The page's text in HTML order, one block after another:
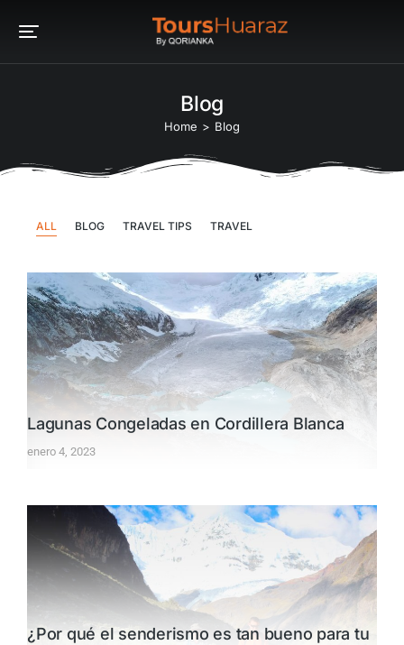
Blog
Home Blog
ALL BLOG TRAVEL TIPS TRAVEL
Lagunas Congeladas en Cordillera Blanca
enero 4, 2023
¿Por qué el senderismo es tan bueno para tu